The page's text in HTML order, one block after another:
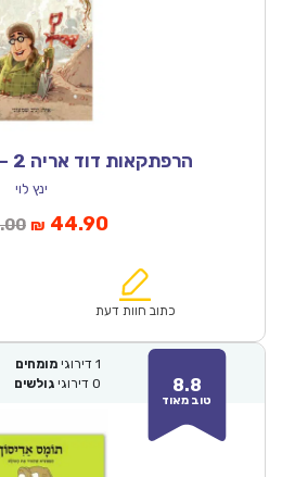
הרפתקאות דוד אריה 2 – בג’ונגל הסיבירי
ינץ לוי
המחיר
₪64.00.
₪ 44.90המחיר
הוא:
כתוב חוות דעת
8.8
טוב מאוד
1 דירוגי מומחים
0 דירוגי גולשים